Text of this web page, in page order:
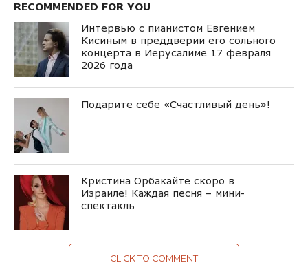
RECOMMENDED FOR YOU
Интервью с пианистом Евгением
Кисиным в преддверии его сольного
концерта в Иерусалиме 17 февраля
2026 года
Подарите себе «Счастливый день»!
Кристина Орбакайте скоро в
Израиле! Каждая песня – мини-
спектакль
CLICK TO COMMENT